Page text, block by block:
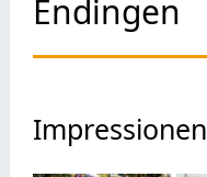
Endingen
Impressionen